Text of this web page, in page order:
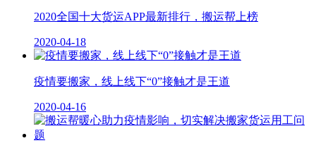
2020全国十大货运APP最新排行，搬运帮上榜
2020-04-18
疫情要搬家，线上线下“0”接触才是王道
2020-04-16